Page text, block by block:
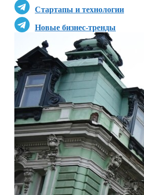
Стартапы и технологии
Новые бизнес-тренды